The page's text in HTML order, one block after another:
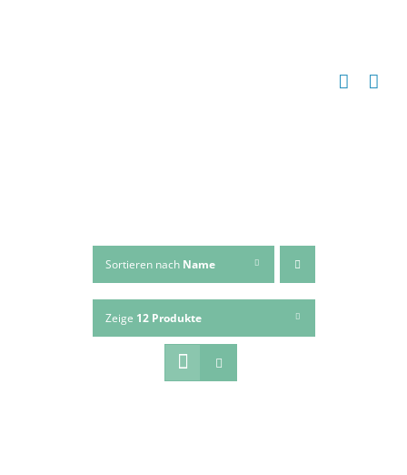
Sortieren nach Name
Zeige 12 Produkte